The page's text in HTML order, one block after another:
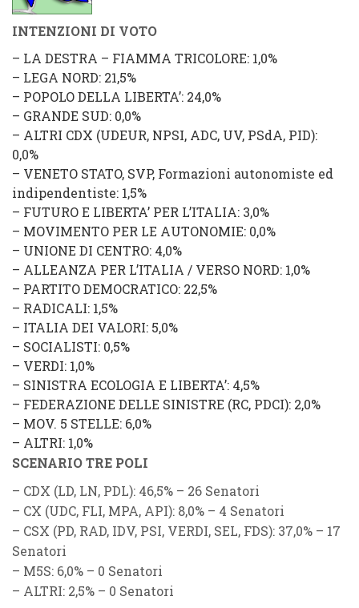
INTENZIONI DI VOTO
– LA DESTRA – FIAMMA TRICOLORE: 1,0%
– LEGA NORD: 21,5%
– POPOLO DELLA LIBERTA’: 24,0%
– GRANDE SUD: 0,0%
– ALTRI CDX (UDEUR, NPSI, ADC, UV, PSdA, PID):
0,0%
– VENETO STATO, SVP, Formazioni autonomiste ed
indipendentiste: 1,5%
– FUTURO E LIBERTA’ PER L’ITALIA: 3,0%
– MOVIMENTO PER LE AUTONOMIE: 0,0%
– UNIONE DI CENTRO: 4,0%
– ALLEANZA PER L’ITALIA / VERSO NORD: 1,0%
– PARTITO DEMOCRATICO: 22,5%
– RADICALI: 1,5%
– ITALIA DEI VALORI: 5,0%
– SOCIALISTI: 0,5%
– VERDI: 1,0%
– SINISTRA ECOLOGIA E LIBERTA’: 4,5%
– FEDERAZIONE DELLE SINISTRE (RC, PDCI): 2,0%
– MOV. 5 STELLE: 6,0%
– ALTRI: 1,0%
SCENARIO TRE POLI
– CDX (LD, LN, PDL): 46,5% – 26 Senatori
– CX (UDC, FLI, MPA, API): 8,0% – 4 Senatori
– CSX (PD, RAD, IDV, PSI, VERDI, SEL, FDS): 37,0% – 17
Senatori
– M5S: 6,0% – 0 Senatori
– ALTRI: 2,5% – 0 Senatori